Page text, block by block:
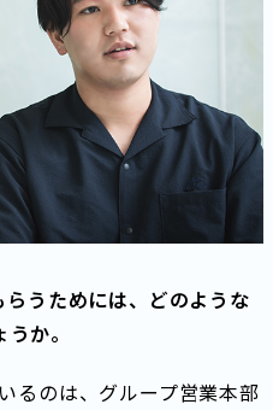
うためには、どのような
か。
るのは、グループ営業本部